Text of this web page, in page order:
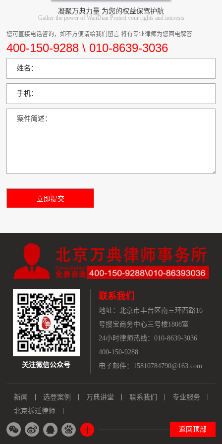
凝聚万典力量 为您的权益保驾护航
Gather the power of WanDian Protect your rights and interests
您可直接电话咨询，如不方便请给我们留言 将有专业律师为您回电解答
400-150-9288 \ 010-8639-3036
姓名：
手机：
案件简述：
关注微信公众号
联系我们
地址： 北京市丰台区南三环西路16
号搜宝商务中心三号楼1808室
24小时律师热线：010-8639-3036
400-150-9288
电子邮件：15810784790@163.com
新闻 选登案例 万典讲堂 联系我们
专业服务
北京拆迁律师
返回顶部